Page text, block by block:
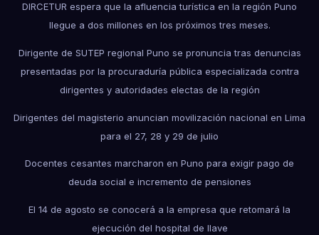
DIRCETUR espera que la afluencia turística en la región Puno
llegue a dos millones en los próximos tres meses.
Dirigente de SUTEP regional Puno se pronuncia tras denuncias
presentadas por la procuraduría pública especializada contra
dirigentes y autoridades electas de la región
Dirigentes del magisterio anuncian movilización nacional en Lima
para el 27, 28 y 29 de julio
Docentes cesantes marcharon en Puno para exigir pago de
deuda social e incremento de pensiones
El 14 de agosto se conocerá a la empresa que retomará la
ejecución del hospital de Ilave